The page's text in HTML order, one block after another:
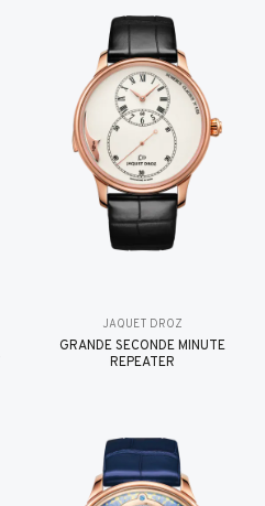
JAQUET DROZ
GRANDE SECONDE MINUTE
REPEATER